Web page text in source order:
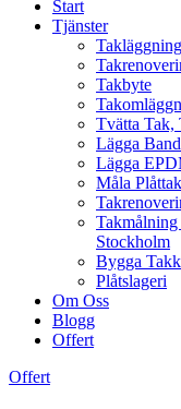
Start
Tjänster
Takläggning
Takbyte
Tvätta Tak,
Lägga
Lägga
Måla Plåttak
Stockholm
Bygga
Plåtslageri
Om Oss
Blogg
Offert
Offert